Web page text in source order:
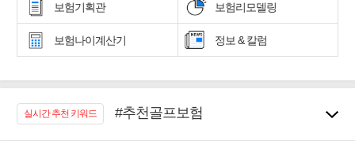
보험기획관 보험리모델링
보험나이계산기 정보 & 칼럼
실시간 추천 키워드
#추천골프보험